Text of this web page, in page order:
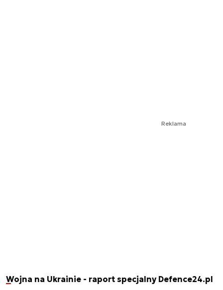
Reklama
Wojna na Ukrainie - raport specjalny Defence24.pl